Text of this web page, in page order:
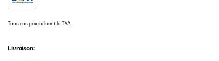
Tous nos prix incluent la TVA
Livraison: